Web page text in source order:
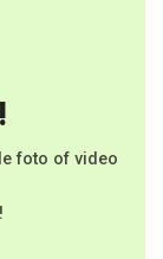
foto of video